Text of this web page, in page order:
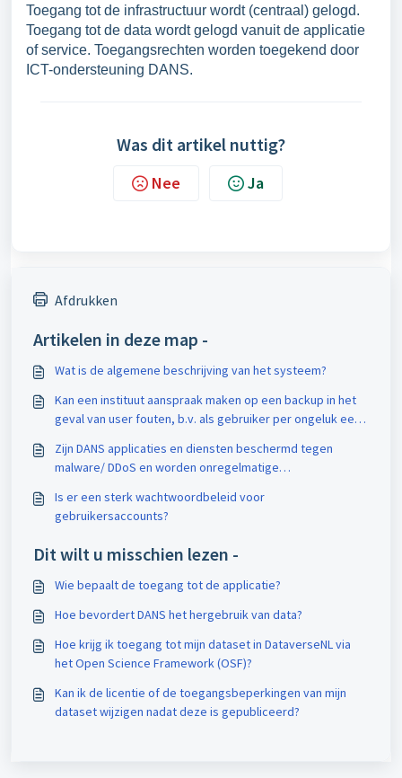
Toegang tot de infrastructuur wordt (centraal) gelogd.
Toegang tot de data wordt gelogd vanuit de applicatie
of service. Toegangsrechten worden toegekend door
ICT-ondersteuning DANS.
Was dit artikel nuttig?
Nee Ja
Afdrukken
Artikelen in deze map -
Wat is de algemene beschrijving van het systeem?
Kan een instituut aanspraak maken op een backup in het
geval van user fouten, b.v. als gebruiker per ongeluk een
Zijn DANS applicaties en diensten beschermd tegen
malware/ DDoS en worden onregelmatige
Is er een sterk wachtwoordbeleid voor
gebruikersaccounts?
Dit wilt u misschien lezen -
Wie bepaalt de toegang tot de applicatie?
Hoe bevordert DANS het hergebruik van data?
Hoe krijg ik toegang tot mijn dataset in DataverseNL via
het Open Science Framework (OSF)?
Kan ik de licentie of de toegangsbeperkingen van mijn
dataset wijzigen nadat deze is gepubliceerd?